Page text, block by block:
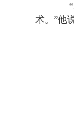
“老
术。”他